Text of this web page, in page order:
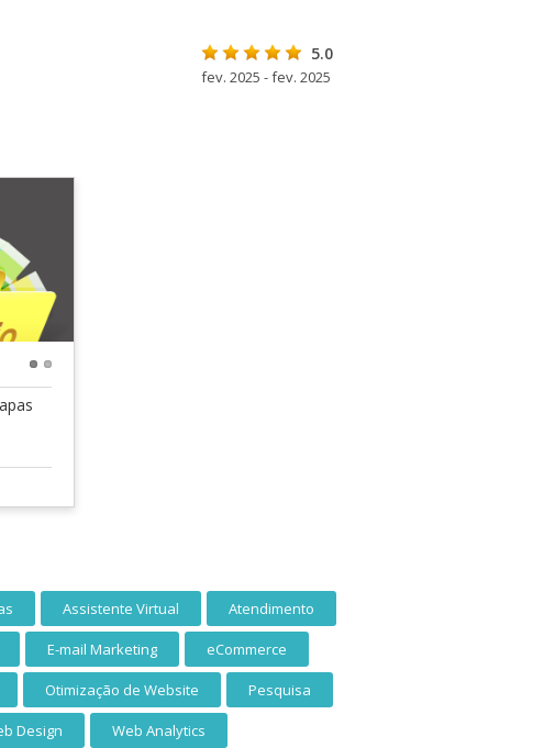
5.0
fev. 2025 - fev. 2025
Assistente Virtual Atendimento
E-mail Marketing eCommerce
Otimização de Website Pesquisa
Design Web Analytics